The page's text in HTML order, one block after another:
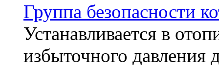
Группа безопасности
Устанавливается в
избыточного давления